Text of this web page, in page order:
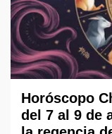
Horóscopo
del 7 al 9 de